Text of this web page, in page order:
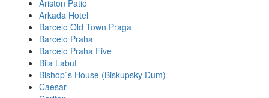
Ariston Patio
Arkada Hotel
Barcelo Old Town Praga
Barcelo Praha
Barcelo Praha Five
Bila Labut
Bishop`s House (Biskupsky Dum)
Caesar